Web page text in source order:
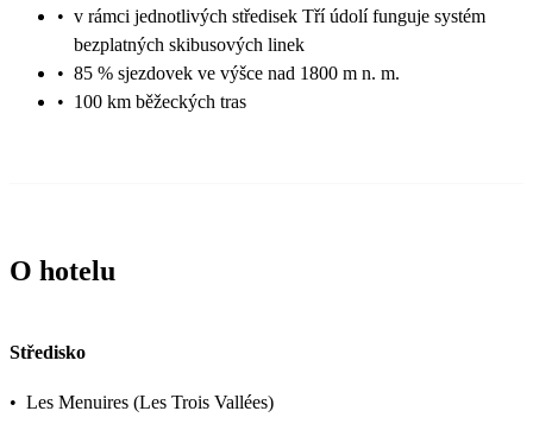
• v rámci jednotlivých středisek Tří údolí funguje systém
bezplatných skibusových linek
• 85 % sjezdovek ve výšce nad 1800 m n. m.
• 100 km běžeckých tras
O hotelu
Středisko
• Les Menuires (Les Trois Vallées)